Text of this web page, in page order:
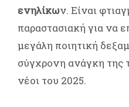
ενηλίκων. Είναι
παραστασιακή για να
μεγάλη ποιητική
σύγχρονη ανάγκη της
νέοι του 2025.